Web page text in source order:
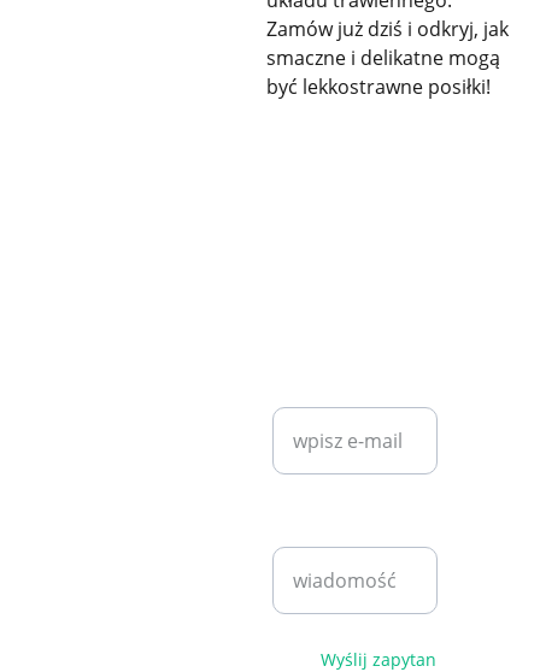
Zamów już dziś i odkryj, jak
smaczne i delikatne mogą
być lekkostrawne posiłki!
Wyślij zapytanie